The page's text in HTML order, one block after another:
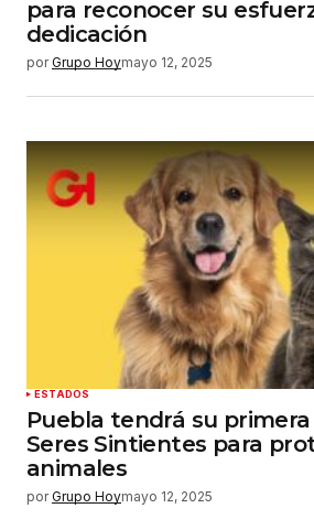
para reconocer su
dedicación
por Grupo Hoymayo 12, 2025
ESTADOS
Puebla tendrá su primera
Seres Sintientes para
animales
por Grupo Hoymayo 12, 2025